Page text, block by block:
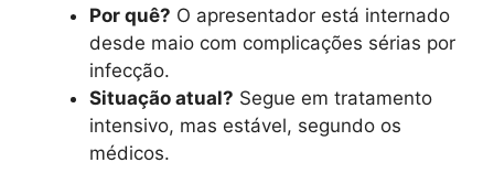
Por quê? O apresentador está internado
desde maio com complicações sérias por
infecção.
Situação atual? Segue em tratamento
intensivo, mas estável, segundo os
médicos.